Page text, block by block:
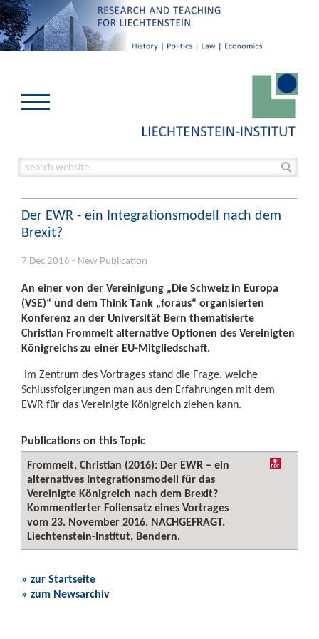
Der EWR - ein Integrationsmodell nach dem
Brexit?
7 Dec 2016 - New Publication
An einer von der Vereinigung „Die Schweiz in Europa
(VSE)“ und dem Think Tank „foraus“ organisierten
Konferenz an der Universität Bern thematisierte
Christian Frommelt alternative Optionen des Vereinigten
Königreichs zu einer EU-Mitgliedschaft.
Im Zentrum des Vortrages stand die Frage, welche
Schlussfolgerungen man aus den Erfahrungen mit dem
EWR für das Vereinigte Königreich ziehen kann.
Publications on this Topic
Frommelt, Christian (2016): Der EWR – ein
alternatives Integrationsmodell für das
Vereinigte Königreich nach dem Brexit?
Kommentierter Foliensatz eines Vortrages
vom 23. November 2016. NACHGEFRAGT.
Liechtenstein-Institut, Bendern.
» zur Startseite
» zum Newsarchiv